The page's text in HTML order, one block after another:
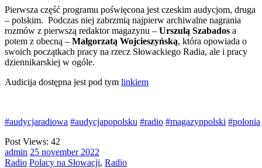
Pierwsza część programu poświęcona jest czeskim audycjom, druga
– polskim. Podczas niej zabrzmią najpierw archiwalne nagrania
rozmów z pierwszą redaktor magazynu – Urszulą Szabados a
potem z obecną – Małgorzatą Wojcieszyńską, która opowiada o
swoich początkach pracy na rzecz Słowackiego Radia, ale i pracy
dziennikarskiej w ogóle.
Audicija dostępna jest pod tym linkiem
#audycjaradiowa #audycjapopolsku #radio #magazynpolski #polonia
Post Views: 42
admin 25 november 2022
Radio Polacy na Słowacji, Radio